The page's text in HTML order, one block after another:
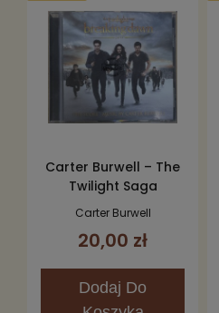
Carter Burwell – The
Twilight Saga
Breaking Dawn, Part 2
Picture Score) CD
Carter Burwell
20,00 zł
Dodaj Do